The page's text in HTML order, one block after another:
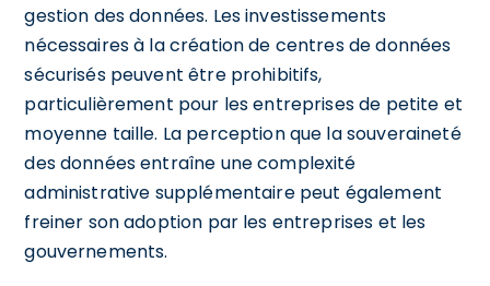
gestion des données. Les investissements
nécessaires à la création de centres de données
sécurisés peuvent être prohibitifs,
particulièrement pour les entreprises de petite et
moyenne taille. La perception que la souveraineté
des données entraîne une complexité
administrative supplémentaire peut également
freiner son adoption par les entreprises et les
gouvernements.